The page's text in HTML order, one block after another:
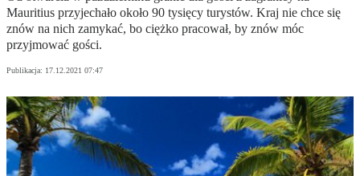
Mauritius przyjechało około 90 tysięcy turystów. Kraj nie chce się
znów na nich zamykać, bo ciężko pracował, by znów móc
przyjmować gości.
Publikacja: 17.12.2021 07:47